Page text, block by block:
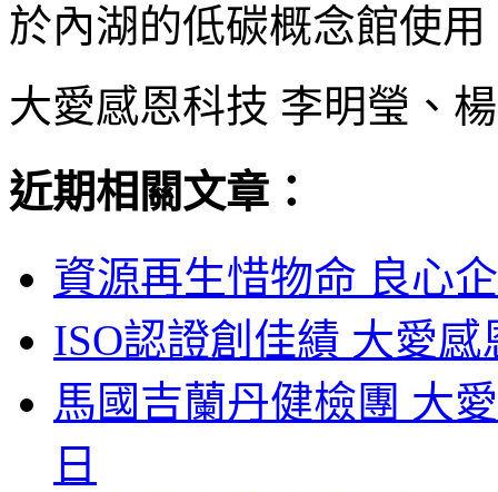
於內湖的低碳概念館使用
大愛感恩科技 李明瑩、
近期相關文章：
資源再生惜物命 良心
ISO認證創佳績 大愛
馬國吉蘭丹健檢團 大
日